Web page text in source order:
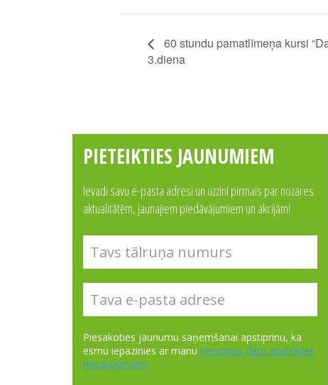
60 stundu pamatlīmeņa kursi
3.diena
PIETEIKTIES JAUNUMIEM
Ievadi savu e-pasta adresi un uzzini pirmais par nozares
aktualitātēm, jaunajiem piedāvājumiem un akcijām!
Piesakoties jaunumu saņemšanai apstiprinu, ka
esmu iepazinies ar manu personas datu apstrādes
nosacījumiem